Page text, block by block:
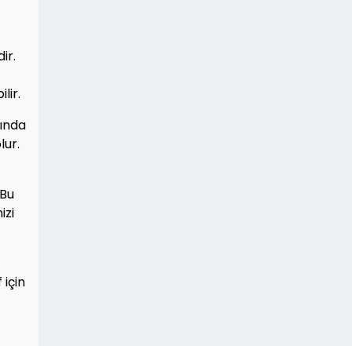
için